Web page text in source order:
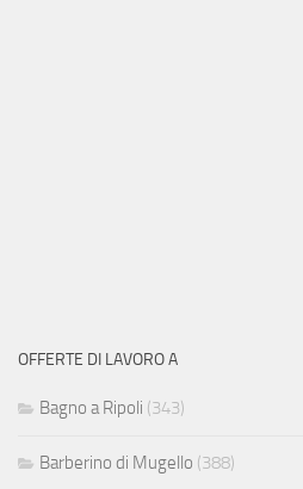
OFFERTE DI LAVORO A
Bagno a Ripoli (343)
Barberino di Mugello (388)